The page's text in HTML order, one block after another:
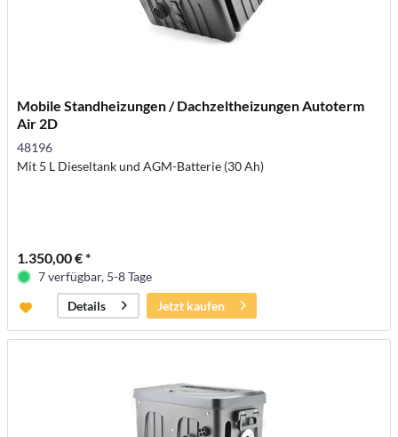
Mobile Standheizungen / Dachzeltheizungen Autoterm
Air 2D
48196
Mit 5 L Dieseltank und AGM-Batterie (30 Ah)
1.350,00 € *
7 verfügbar, 5-8 Tage
Details
Jetzt kaufen